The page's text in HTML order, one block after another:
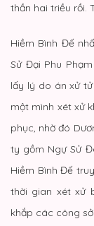
thần hai triều rồi.
Hiềm Bình Đế
Sử Đại Phu
lấy lý do án xử
một mình xét xử
phục, nhờ đó
ty gồm Ngự Sử
Hiềm Bình Đế
thời gian xét xử
khắp các công